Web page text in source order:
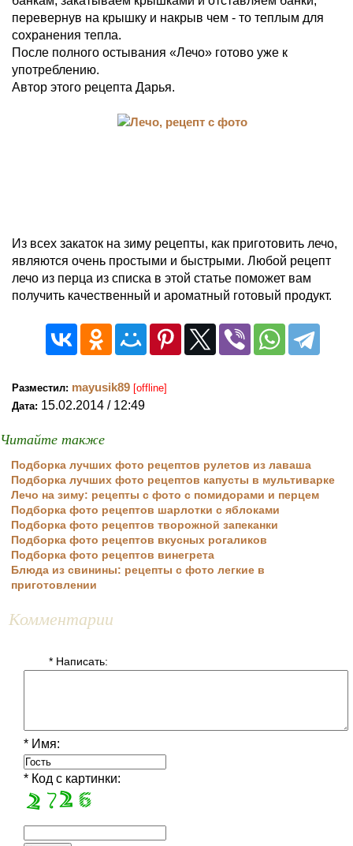
перевернув на крышку и накрыв чем - то теплым для
сохранения тепла.
После полного остывания «Лечо» готово уже к
употреблению.
Автор этого рецепта Дарья.
Из всех закаток на зиму рецепты, как приготовить лечо,
являются очень простыми и быстрыми. Любой рецепт
лечо из перца из списка в этой статье поможет вам
получить качественный и ароматный готовый продукт.
Разместил: mayusik89 [offline]
Дата: 15.02.2014 / 12:49
Читайте также
Подборка лучших фото рецептов рулетов из лаваша
Подборка лучших фото рецептов капусты в мультиварке
Лечо на зиму: рецепты с фото с помидорами и перцем
Подборка фото рецептов шарлотки с яблоками
Подборка фото рецептов творожной запеканки
Подборка фото рецептов вкусных рогаликов
Подборка фото рецептов винегрета
Блюда из свинины: рецепты с фото легкие в
приготовлении
Комментарии
* Написать:
* Имя:
* Код с картинки: